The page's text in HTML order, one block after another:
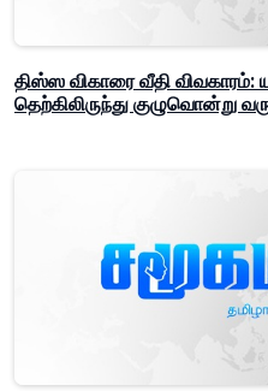
திஸ்ஸ விகாரை வீதி விவகாரம்:
தெற்கிலிருந்து குழுவொன்று